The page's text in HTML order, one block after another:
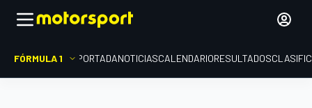
FÓRMULA 1 PORTADANOTICIASCALENDARIORESULTADOS